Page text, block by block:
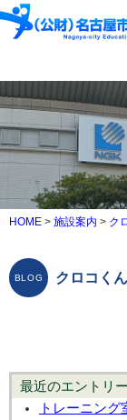
HOME > 施設案内 > ク
クロコく
最近のエントリー
トレーニング